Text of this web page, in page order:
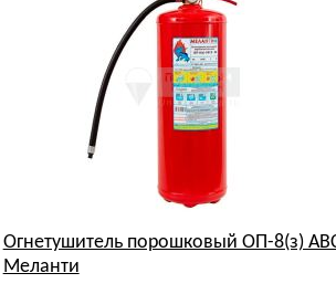
Огнетушитель порошковый ОП-8(з)
Меланти